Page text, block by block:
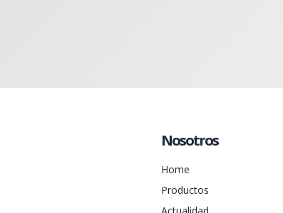
Nosotros
Home
Productos